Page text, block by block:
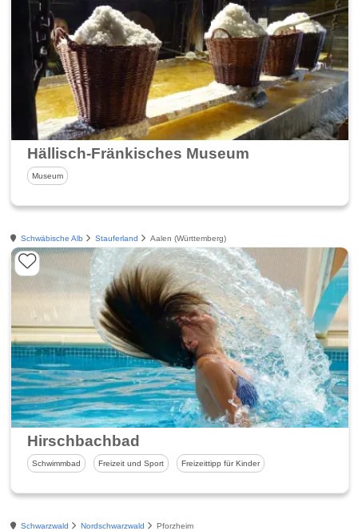
Hällisch-Fränkisches Museum
Museum
Schwäbische Alb Stauferland Aalen (Württemberg)
Hirschbachbad
Schwimmbad Freizeit und Sport Freizeittipp für Kinder
Schwarzwald Nordschwarzwald Pforzheim